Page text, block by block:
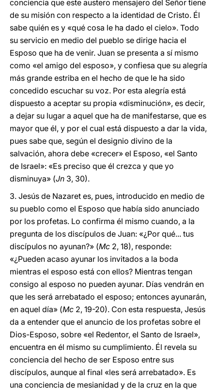
conciencia que este austero mensajero del Señor tiene
de su misión con respecto a la identidad de Cristo. Él
sabe quién es y «qué cosa le ha dado el cielo». Todo
su servicio en medio del pueblo se dirige hacia el
Esposo que ha de venir. Juan se presenta a sí mismo
como «el amigo del esposo», y confiesa que su alegría
más grande estriba en el hecho de que le ha sido
concedido escuchar su voz. Por esta alegría está
dispuesto a aceptar su propia «disminución», es decir,
a dejar su lugar a aquel que ha de manifestarse, que es
mayor que él, y por el cual está dispuesto a dar la vida,
pues sabe que, según el designio divino de la
salvación, ahora debe «crecer» el Esposo, «el Santo
de Israel»: «Es preciso que él crezca y que yo
disminuya» (Jn 3, 30).
3. Jesús de Nazaret es, pues, introducido en medio de
su pueblo como el Esposo que había sido anunciado
por los profetas. Lo confirma él mismo cuando, a la
pregunta de los discípulos de Juan: «¿Por qué... tus
discípulos no ayunan?» (Mc 2, 18), responde:
«¿Pueden acaso ayunar los invitados a la boda
mientras el esposo está con ellos? Mientras tengan
consigo al esposo no pueden ayunar. Días vendrán en
que les será arrebatado el esposo; entonces ayunarán,
en aquel día» (Mc 2, 19-20). Con esta respuesta, Jesús
da a entender que el anuncio de los profetas sobre el
Dios-Esposo, sobre «el Redentor, el Santo de Israel»,
encuentra en él mismo su cumplimiento. Él revela su
conciencia del hecho de ser Esposo entre sus
discípulos, aunque al final «les será arrebatado». Es
una conciencia de mesianidad y de la cruz en la que